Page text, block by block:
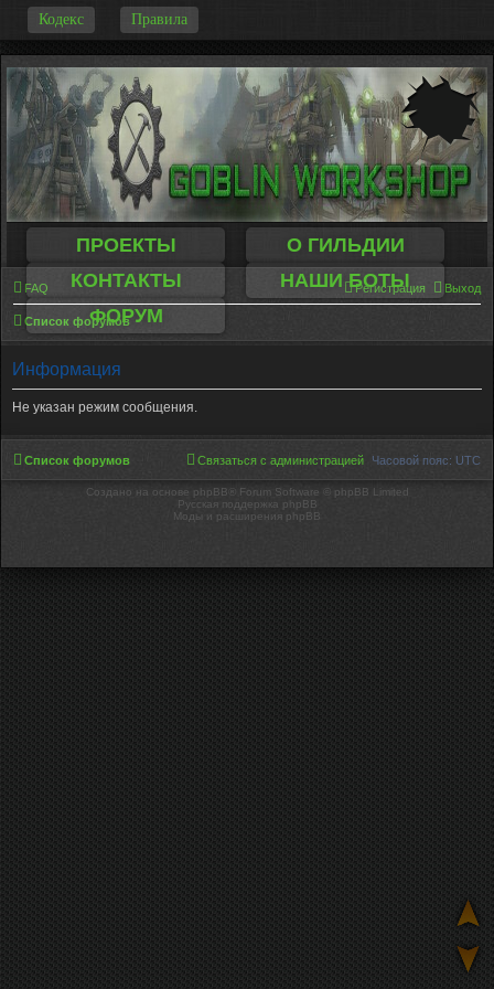
Кодекс Правила
ПРОЕКТЫ
О ГИЛЬДИИ
КОНТАКТЫ
НАШИ БОТЫ
ФОРУМ
FAQ Выход
Регистрация
Список форумов
Информация
Не указан режим сообщения.
Список форумов Часовой пояс: UTC
Связаться с администрацией
Создано на основе phpBB® Forum Software © phpBB Limited
Русская поддержка phpBB
Моды и расширения phpBB